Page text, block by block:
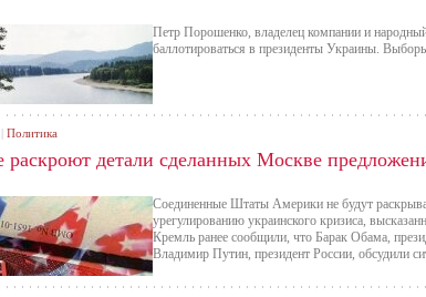
Петр Порошенко, владелец компании и
баллотироваться в президенты Украины.
детали сделанных Москве
Соединенные Штаты Америки не будут
урегулированию украинского кризиса,
Кремль ранее сообщили, что Барак Обама,
Владимир Путин, президент России, обсудили
Политика